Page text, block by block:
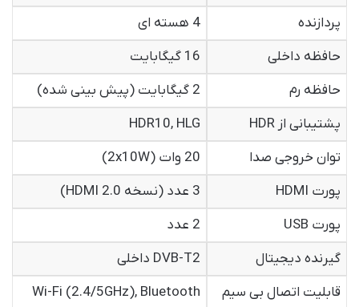
پردازنده
4 هسته ای
حافظه داخلی
16 گیگابایت
حافظه رم
2 گیگابایت (پیش بینی شده)
پشتیبانی از HDR
HDR10, HLG
توان خروجی صدا
20 وات (2x10W)
پورت HDMI
3 عدد (نسخه HDMI 2.0)
پورت USB
2 عدد
گیرنده دیجیتال
DVB-T2 داخلی
قابلیت اتصال بی سیم
Wi-Fi (2.4/5GHz), Bluetooth